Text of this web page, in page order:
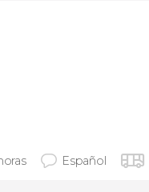
Español